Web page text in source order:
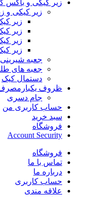
زیر کیکی و باکس
زیر کیکی و
زیر
زیر
زیر
زیر
جعبه
جعبه های
دستمال کیک
ظروف
جام دسری
حساب کاربری من
سبد خرید
فروشگاه
Account Security
فروشگاه
تماس با ما
درباره ما
حساب کاربری
علاقه مندی